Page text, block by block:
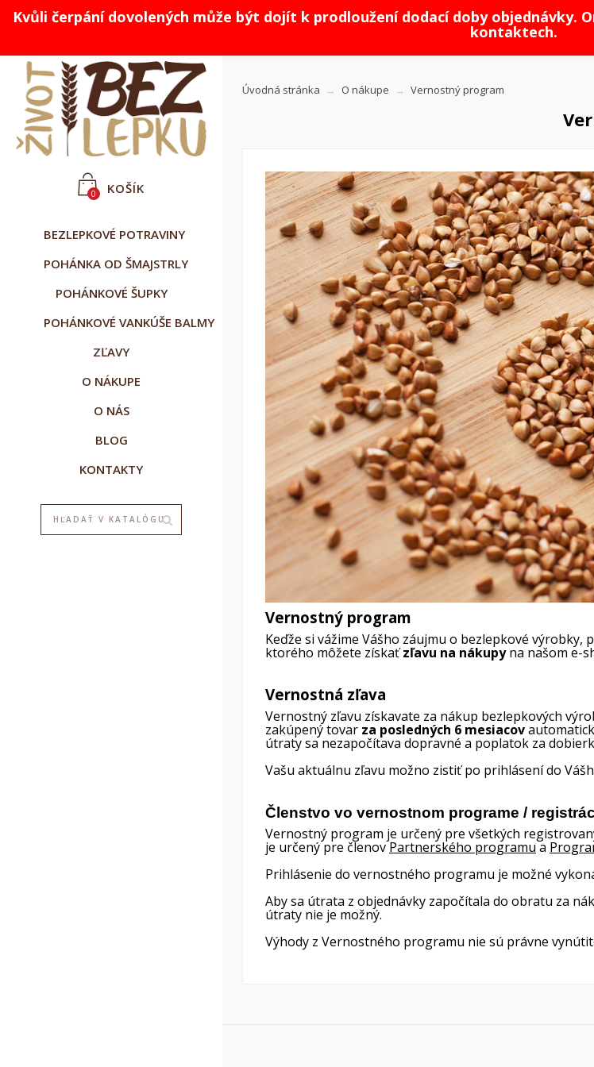
Kvůli čerpání dovolených může být dojít k prodloužení dodací doby objednávky.
kontaktech.
KOŠÍK
0
BEZLEPKOVÉ POTRAVINY
POHÁNKA OD ŠMAJSTRLY
POHÁNKOVÉ ŠUPKY
POHÁNKOVÉ VANKÚŠE BALMY
ZĽAVY
O NÁKUPE
O NÁS
BLOG
KONTAKTY
Úvodná stránka O nákupe Vernostný program
Vernostný program
Keďže si vážime Vášho záujmu o bezlepkové výrobky,
ktorého môžete získaťzľavu na nákupyna našom e-
Vernostná zľava
Vernostný zľavu získavate za nákup bezlepkových
zakúpený tovar za posledných 6 mesiacov
útraty sa nezapočítava dopravné a poplatok za
Vašu aktuálnu zľavu možno zistiť po prihlásení do
Členstvo vo vernostnom programe /
Vernostný program je určený pre všetkých
je určený pre členovPartnerského programua
Prihlásenie do vernostného programu je možné
Aby sa útrata z objednávky započítala do obratu za
útraty nie je možný.
Výhody z Vernostného programu nie sú právne
add_circle_outline Vytvoriť nový zoznam
((modalTitle))
((cancelText))
Vytvoriť zoznam želaní
Prihlásiť sa